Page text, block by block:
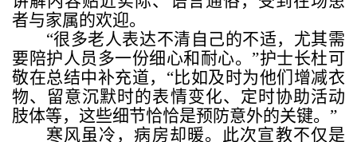
者与家属的欢迎。
“很多老人表达不清自己的不适，尤其需
要陪护人员多一份细心和耐心。”护士长杜可
敬在总结中补充道，“比如及时为他们增减衣
物、留意沉默时的表情变化、定时协助活动
肢体等，这些细节恰恰是预防意外的关键。”
寒风虽冷，病房却暖。此次宣教不仅是